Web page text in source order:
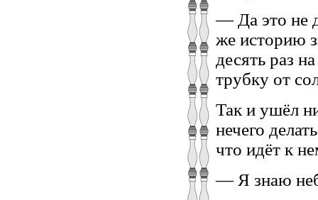
— Да это не
же историю
десять раз
трубку от
Так и ушёл
нечего
что идёт к
— Я знаю